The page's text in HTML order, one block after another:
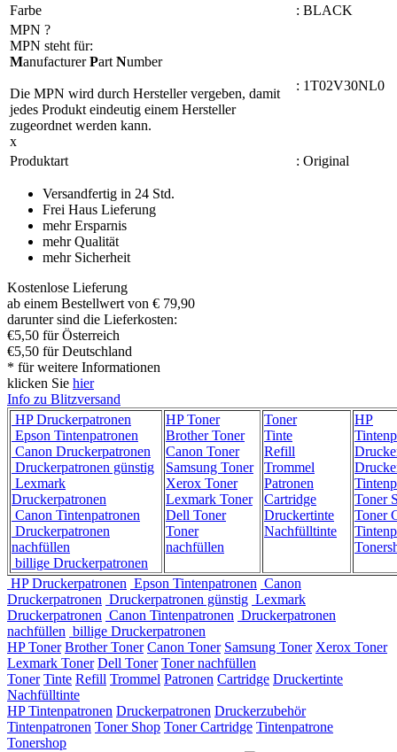
Farbe
: BLACK
MPN ?
MPN steht für:
ManufacturerPart Number
Die MPN wird durch Hersteller vergeben, damit
jedes Produkt eindeutig einem Hersteller
zugeordnet werden kann.
x
: 1T02V30NL0
Produktart : Original
Versandfertig in 24 Std.
Frei Haus Lieferung
mehr Ersparnis
mehr Qualität
mehr Sicherheit
Kostenlose Lieferung
ab einem Bestellwert von € 79,90
darunter sind die Lieferkosten:
€5,50 für Österreich
€5,50 für Deutschland
* für weitere Informationen
klicken Sie hier
Info zu Blitzversand
HP Druckerpatronen
Epson Tintenpatronen
Canon Druckerpatronen
Druckerpatronen günstig
Lexmark
Druckerpatronen
Canon Tintenpatronen
Druckerpatronen
nachfüllen
billige Druckerpatronen
HP Toner
Brother Toner
Canon Toner
Samsung Toner
Xerox Toner
Lexmark Toner
Dell Toner
Toner
nachfüllen
Toner
Tinte
Refill
Trommel
Patronen
Cartridge
Druckertinte
Nachfülltinte
HP
Toner
Toner
HP Druckerpatronen Epson Tintenpatronen Canon
Druckerpatronen Druckerpatronen günstig Lexmark
Druckerpatronen Canon Tintenpatronen Druckerpatronen
nachfüllen billige Druckerpatronen
HP Toner Brother Toner Canon Toner Samsung Toner Xerox Toner
Lexmark Toner Dell Toner Toner nachfüllen
Toner Tinte Refill Trommel Patronen Cartridge Druckertinte
Nachfülltinte
HP Tintenpatronen Druckerpatronen Druckerzubehör
Tintenpatronen Toner Shop Toner Cartridge Tintenpatrone
Tonershop